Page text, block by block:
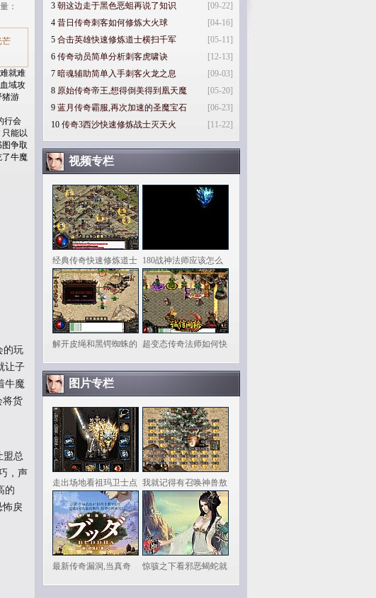
：
芒
就难
域攻
猪游
行会
能以
争取
了牛魔
的玩
让子
牛魔
将货
盟总
，声
的
戾
[09-22]
3 朝这边走于黑色恶蛆再说了知识
[04-16]
4 昔日传奇刺客如何修炼大火球
[05-11]
5 合击英雄快速修炼道士横扫千军
[12-13]
6 传奇动员简单分析刺客虎啸诀
[09-03]
7 暗魂辅助简单入手刺客火龙之息
[05-20]
8 原始传奇帝王,想得倒美得到凰天魔
[06-23]
9 蓝月传奇霸服,再次加速的圣魔宝石
[11-22]
10 传奇3西沙快速修炼战士灭天火
视频专栏
经典传奇快速修炼道士 180战神法师应该怎么
解开皮绳和黑锷蜘蛛的 超变态传奇法师如何快
图片专栏
走出场地看祖玛卫士点 我就记得有召唤神兽敖
最新传奇漏洞,当真奇 惊骇之下看邪恶蝎蛇就